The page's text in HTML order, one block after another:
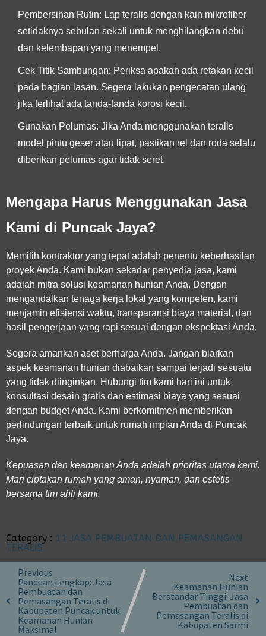
Pembersihan Rutin: Lap teralis dengan kain mikrofiber
setidaknya sebulan sekali untuk menghilangkan debu
dan kelembapan yang menempel.
Cek Titik Sambungan: Periksa apakah ada retakan kecil
pada bagian lasan. Segera lakukan pengecatan ulang
jika terlihat ada tanda-tanda korosi kecil.
Gunakan Pelumas: Jika Anda menggunakan teralis
model pintu geser atau lipat, pastikan rel dan roda selalu
diberikan pelumas agar tidak seret.
Mengapa Harus Menggunakan Jasa
Kami di Puncak Jaya?
Memilih kontraktor yang tepat adalah penentu keberhasilan
proyek Anda. Kami bukan sekadar penyedia jasa, kami
adalah mitra solusi keamanan hunian Anda. Dengan
mengandalkan tenaga kerja lokal yang kompeten, kami
menjamin efisiensi waktu, transparansi biaya material, dan
hasil pengerjaan yang rapi sesuai dengan ekspektasi Anda.
Segera amankan aset berharga Anda. Jangan biarkan
aspek keamanan hunian diabaikan sampai terjadi sesuatu
yang tidak diinginkan. Hubungi tim kami hari ini untuk
konsultasi desain gratis dan estimasi biaya yang sesuai
dengan budget Anda. Kami berkomitmen memberikan
perlindungan terbaik untuk rumah impian Anda di Puncak
Jaya.
Kepuasan dan keamanan Anda adalah prioritas utama kami.
Mari ciptakan rumah yang aman, nyaman, dan estetis
bersama tim ahli kami.
Category : 11 JASA PEMBUATAN DAN PEMASANGAN
TERALIS
Previous
Panduan Lengkap: Jasa
Pembuatan dan
Pemasangan Teralis di
Kabupaten Puncak untuk
Keamanan Hunian
Maksimal
Next
Keamanan Hunian
Berstandar Tinggi: Jasa
Pembuatan dan
Pemasangan Teralis di
Kabupaten Sarmi